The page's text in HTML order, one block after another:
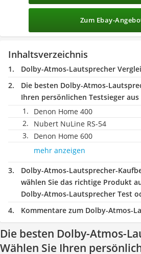
Zum Ebay-
Inhaltsverzeichnis
Dolby-Atmos-Lautsprecher
Die besten Dolby-Atmos-
Ihren persönlichen Testsieger
Denon Home 400
Nubert NuLine RS-54
Denon Home 600
mehr anzeigen
Dolby-Atmos-Lautsprecher-
wählen Sie das richtige Produkt
Dolby-Atmos-Lautsprecher Test
Kommentare zum Dolby-Atmos-
Die besten Dolby-Atmos-
Wählen Sie Ihren